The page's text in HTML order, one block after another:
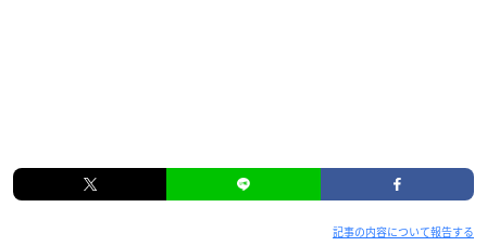
記事の内容について報告する